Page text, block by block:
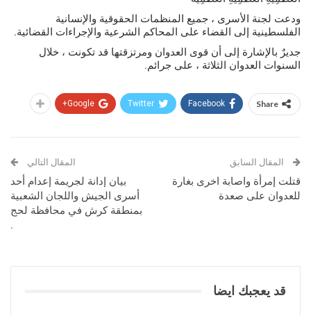
ودعت لجنة الأسرى ، جميع المنظمات الحقوقية والإنسانية
الفلسطينية إلى القضاء على المحاكم الشرعية والإجراءات القضائية.
جديرٌ بالإشارة إلى أن قوى العدوان ومرتزقتها قد تكونت ، خلال
السنوات العدوان الثلاثة ، على جرائم.
Share
Facebook
Twitter
Google+
المقال السابق
قتلت إمرأة واصابة اخرى بغارة
للعدوان على صعدة
المقال التالي
بيان إدانة لجريمة إعدام أحد
أسرى الجيش واللجان الشعبية
بمنطقة كرش في محافظة لحج
.
قد يعجبك ايضا